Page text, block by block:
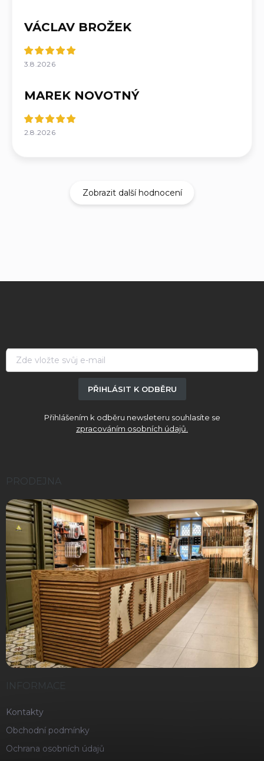
VÁCLAV BROŽEK
3.8.2026
MAREK NOVOTNÝ
2.8.2026
Zobrazit další hodnocení
PŘIHLÁSIT K ODBĚRU
Přihlášením k odběru newsleteru souhlasíte se
zpracováním osobních údajů.
PRODEJNA
INFORMACE
Kontakty
Obchodní podmínky
Ochrana osobních údajů